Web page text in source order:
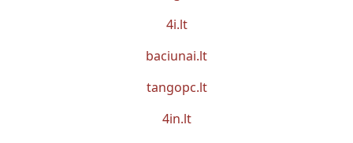
4i.lt
baciunai.lt
tangopc.lt
4in.lt